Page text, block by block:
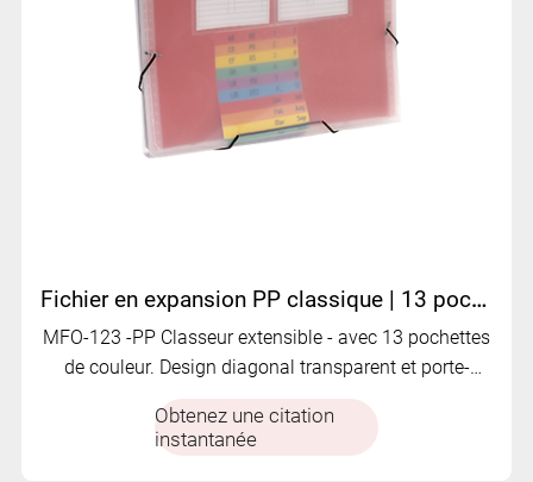
Fichier en expansion PP classique | 13 poches | Conception diagonale transparente | MFO-123
MFO-123 -PP Classeur extensible - avec 13 pochettes
de couleur. Design diagonal transparent et porte-
Obtenez une citation
instantanée